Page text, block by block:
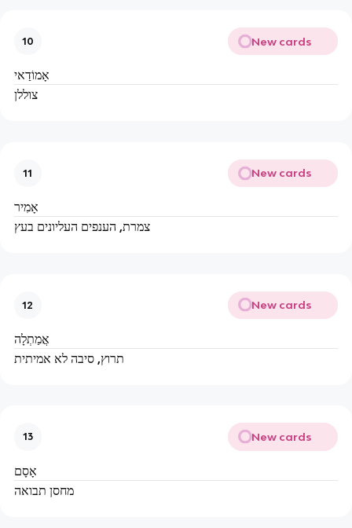
10 New cards
אָמוֹדַאי
צוללן
11 New cards
אָמִיר
צמרת, הענפים העליונים בעץ
12 New cards
אֲמַתְלָה
תרוץ, סיבה לא אמיתית
13 New cards
אָסָם
מחסן תבואה